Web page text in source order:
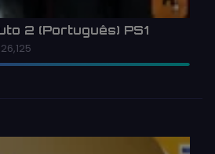
2 (Português) PS1
26,125